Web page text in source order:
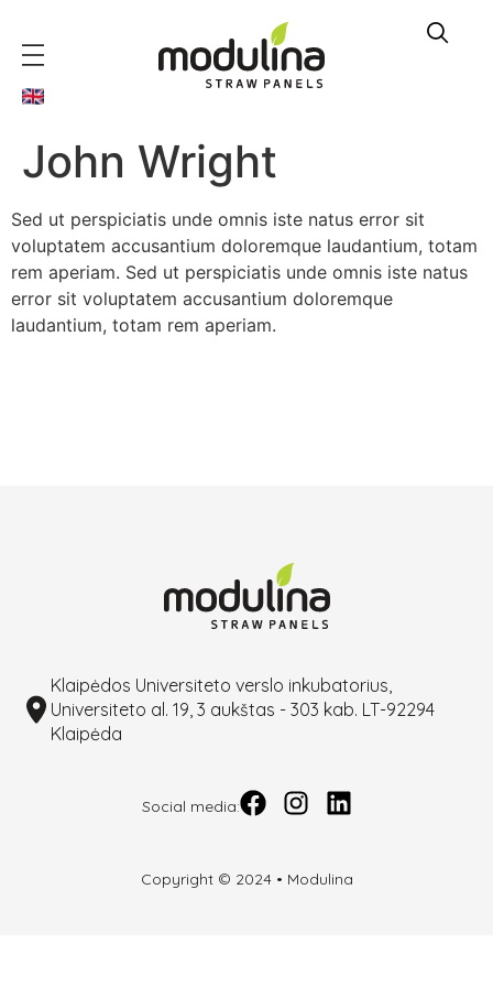
John Wright
Sed ut perspiciatis unde omnis iste natus error sit
voluptatem accusantium doloremque laudantium, totam
rem aperiam. Sed ut perspiciatis unde omnis iste natus
error sit voluptatem accusantium doloremque
laudantium, totam rem aperiam.
Klaipėdos Universiteto verslo inkubatorius,
Universiteto al. 19, 3 aukštas - 303 kab. LT-92294
Klaipėda
Social media:
Copyright © 2024 • Modulina